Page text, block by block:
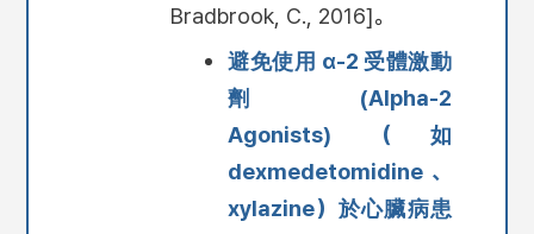
Bradbrook, C., 2016]。
避免使用 α-2 受體激動
劑 (Alpha-2
Agonists)（如
dexmedetomidine、
xylazine）於心臟病患